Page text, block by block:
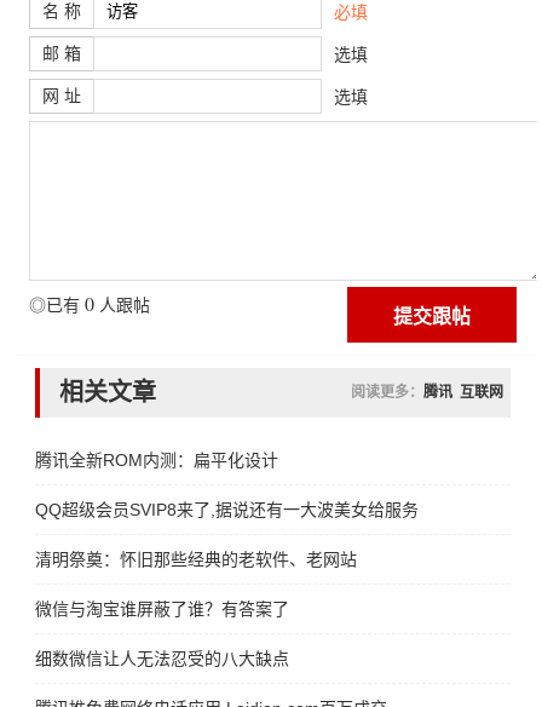
名 称 必填
邮 箱 选填
网 址 选填
◎已有 0 人跟帖
相关文章 阅读更多： 腾讯 互联网
腾讯全新ROM内测：扁平化设计
QQ超级会员SVIP8来了,据说还有一大波美女给服务
清明祭奠：怀旧那些经典的老软件、老网站
微信与淘宝谁屏蔽了谁？有答案了
细数微信让人无法忍受的八大缺点